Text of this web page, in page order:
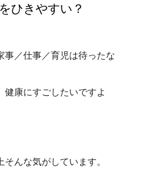
ひきやすい？
事／仕事／育児は待ったな
健康にすごしたいですよ
んな気がしています。